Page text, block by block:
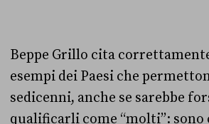
Beppe Grillo cita
esempi dei Paesi che
sedicenni, anche se sarebbe
qualificarli come “molti”: sono